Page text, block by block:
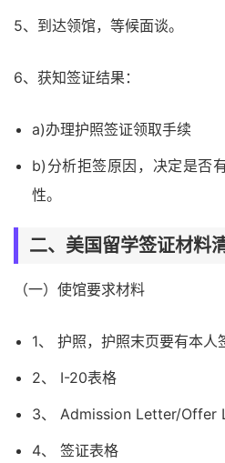
5、到达领馆，等候面谈。
6、获知签证结果：
a)办理护照签证领取手续
b)分析拒签原因，决定是否
性。
二、美国留学签证材料清
（一）使馆要求材料
1、 护照，护照末页要有本人
2、 I-20表格
3、 Admission Letter/Offer
4、 签证表格